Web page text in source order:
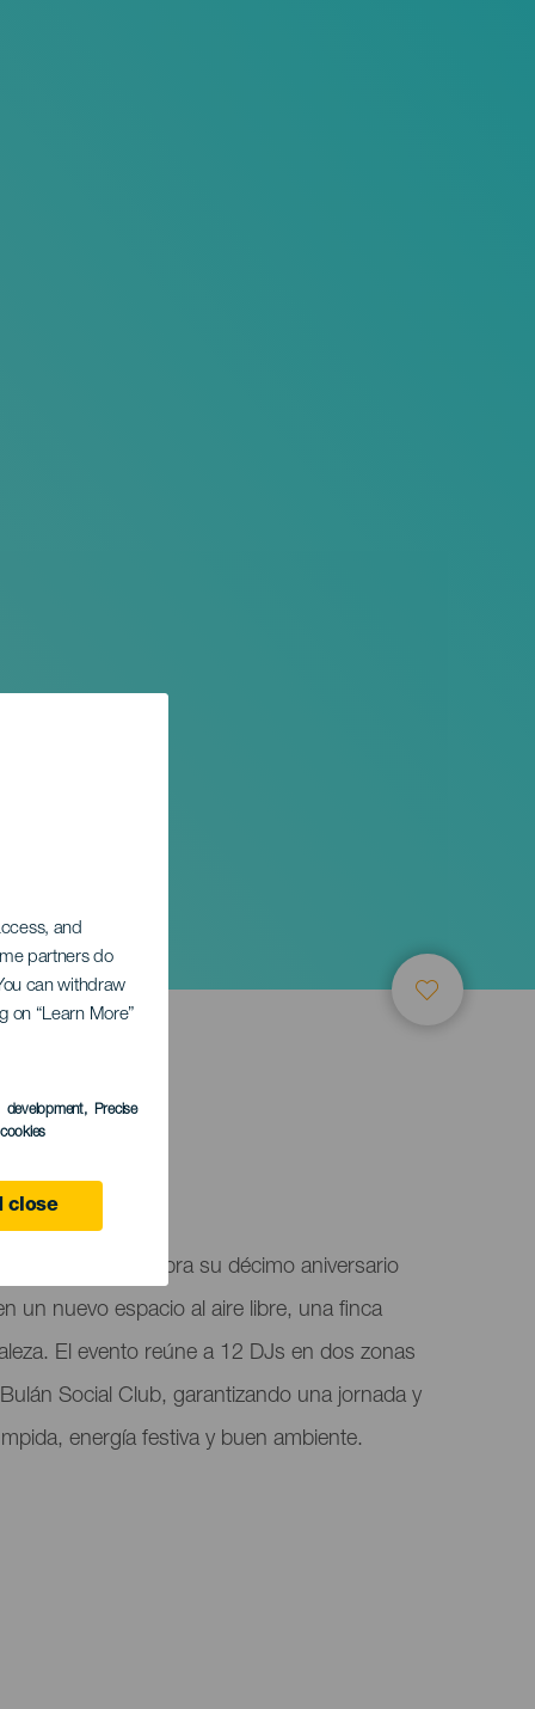
and
partners do
can withdraw
on “Learn More”
development, Precise
close
en Tegueste celebra su décimo aniversario
un nuevo espacio al aire libre, una finca
El evento reúne a 12 DJs en dos zonas
Social Club, garantizando una jornada y
energía festiva y buen ambiente.